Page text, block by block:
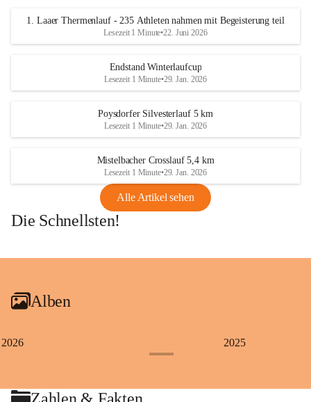
1. Laaer Thermenlauf - 235 Athleten nahmen mit Begeisterung teil
Lesezeit 1 Minute•22. Juni 2026
Endstand Winterlaufcup
Lesezeit 1 Minute•29. Jan. 2026
Poysdorfer Silvesterlauf 5 km
Lesezeit 1 Minute•29. Jan. 2026
Mistelbacher Crosslauf 5,4 km
Lesezeit 1 Minute•29. Jan. 2026
Alle Artikel sehen
Die Schnellsten!
+1
Alben
2026 2025
Zahlen & Fakten